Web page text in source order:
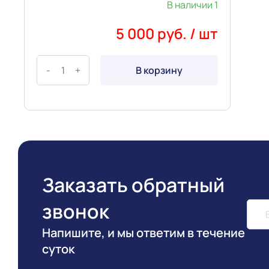
В наличии 1
5 000 руб. / шт
- + В корзину
Заказать обратный
звонок
Напишите, и мы ответим в течение
суток